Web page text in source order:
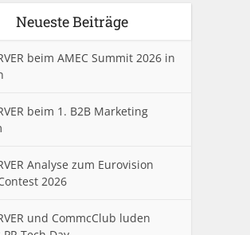
Neueste Beiträge
beim AMEC Summit 2026 in
beim 1. B2B Marketing
Analyse zum Eurovision
2026
und CommcClub luden